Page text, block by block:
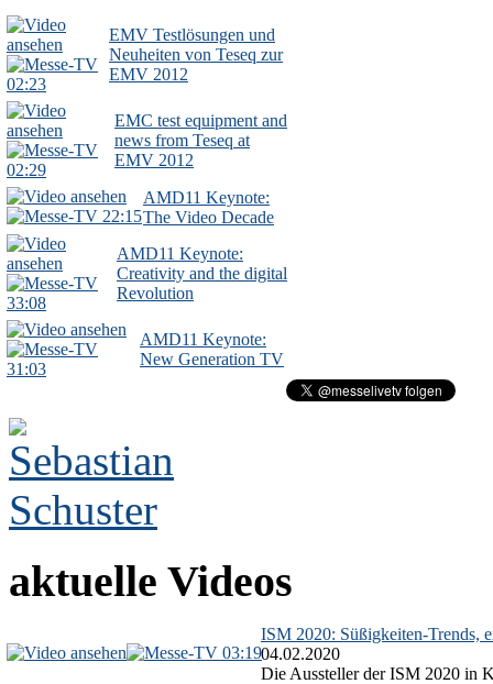
02:23
EMV Testlösungen und
Neuheiten von Teseq zur
EMV 2012
02:29
EMC test equipment and
news from Teseq at
EMV 2012
22:15
AMD11 Keynote:
The Video Decade
33:08
AMD11 Keynote:
Creativity and the digital
Revolution
31:03
AMD11 Keynote:
New Generation TV
aktuelle Videos
03:19
ISM 2020: Süßigkeiten-Trends,
04.02.2020
Die Aussteller der ISM 2020 in